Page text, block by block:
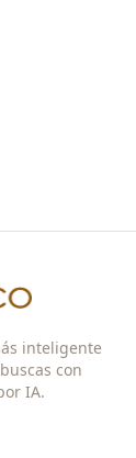
inteligente
con
IA.